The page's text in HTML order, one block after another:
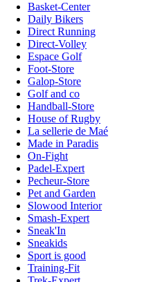
Basket-Center
Daily Bikers
Direct Running
Direct-Volley
Espace Golf
Foot-Store
Galop-Store
Golf and co
Handball-Store
House of Rugby
La sellerie de Maé
Made in Paradis
On-Fight
Padel-Expert
Pecheur-Store
Pet and Garden
Slowood Interior
Smash-Expert
Sneak'In
Sneakids
Sport is good
Training-Fit